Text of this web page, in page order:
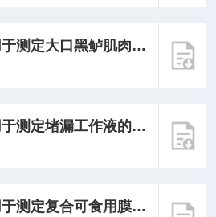
定大口黑鲈肌肉的质构
堵漏工作液的固化硬度
复合可食用膜的拉伸强度